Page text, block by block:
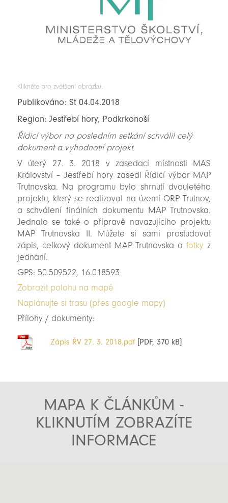
Klikněte pro zvětšení obrázku.
Publikováno: St 04.04.2018
Region: Jestřebí hory, Podkrkonoší
Řídicí výbor na posledním setkání schválil celý
dokument a vyhodnotil projekt.
V úterý 27. 3. 2018 v zasedací místnosti MAS
Království – Jestřebí hory zasedl Řídicí výbor MAP
Trutnovska. Na programu bylo shrnutí dvouletého
projektu, který se realizoval na území ORP Trutnov,
a schválení finálních dokumentu MAP Trutnovska.
Jednalo se také o přípravě navazujícího projektu
MAP Trutnovska II. Můžete si sami prostudovat
zápis, celkový dokument MAP Trutnovska afotky z
jednání.
GPS: 50.509522, 16.018593
Zobrazit polohu na mapě
Naplánujte si trasu (přes google mapy)
Přílohy / dokumenty:
Zápis ŘV 27. 3. 2018.pdf[PDF, 370 kB]
MAPA K ČLÁNKŮM -
KLIKNUTÍM ZOBRAZÍTE
INFORMACE